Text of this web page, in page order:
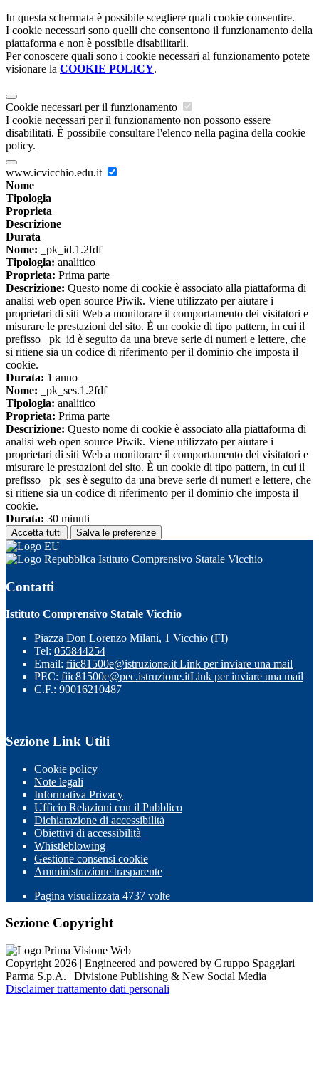
In questa schermata è possibile scegliere quali cookie consentire.
I cookie necessari sono quelli che consentono il funzionamento della
piattaforma e non è possibile disabilitarli.
Per conoscere quali sono i cookie necessari al funzionamento potete
visionare la COOKIE POLICY.
Cookie necessari per il funzionamento
I cookie necessari per il funzionamento non possono essere
disabilitati. È possibile consultare l'elenco nella pagina della cookie
policy.
www.icvicchio.edu.it
Nome
Tipologia
Proprieta
Descrizione
Durata
Nome: _pk_id.1.2fdf
Tipologia: analitico
Proprieta: Prima parte
Descrizione: Questo nome di cookie è associato alla piattaforma di
analisi web open source Piwik. Viene utilizzato per aiutare i
proprietari di siti Web a monitorare il comportamento dei visitatori e
misurare le prestazioni del sito. È un cookie di tipo pattern, in cui il
prefisso _pk_id è seguito da una breve serie di numeri e lettere, che
si ritiene sia un codice di riferimento per il dominio che imposta il
cookie.
Durata: 1 anno
Nome: _pk_ses.1.2fdf
Tipologia: analitico
Proprieta: Prima parte
Descrizione: Questo nome di cookie è associato alla piattaforma di
analisi web open source Piwik. Viene utilizzato per aiutare i
proprietari di siti Web a monitorare il comportamento dei visitatori e
misurare le prestazioni del sito. È un cookie di tipo pattern, in cui il
prefisso _pk_ses è seguito da una breve serie di numeri e lettere, che
si ritiene sia un codice di riferimento per il dominio che imposta il
cookie.
Durata: 30 minuti
Accetta tutti Salva le preferenze
Istituto Comprensivo Statale Vicchio
Contatti
Istituto Comprensivo Statale Vicchio
Piazza Don Lorenzo Milani, 1 Vicchio (FI)
Tel: 055844254
Email: fiic81500e@istruzione.it Link per inviare una mail
PEC: fiic81500e@pec.istruzione.itLink per inviare una mail
C.F.: 90016210487
Sezione Link Utili
Cookie policy
Note legali
Informativa Privacy
Ufficio Relazioni con il Pubblico
Dichiarazione di accessibilità
Obiettivi di accessibilità
Whistleblowing
Gestione consensi cookie
Amministrazione trasparente
Pagina visualizzata 4737 volte
Sezione Copyright
Copyright 2026 | Engineered and powered by Gruppo Spaggiari
Parma S.p.A. | Divisione Publishing & New Social Media
Disclaimer trattamento dati personali